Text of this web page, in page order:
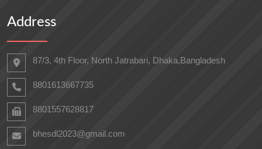
Address
87/3, 4th Floor, North Jatrabari, Dhaka,Bangladesh
8801613667735
8801557628817
bhesdl2023@gmail.com